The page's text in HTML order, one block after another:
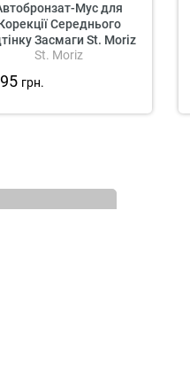
Мус для
Середнього
Засмаги St. Moriz
Colour Correcting
Mousse Medium
St. Moriz
грн.